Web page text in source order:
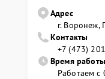
Адрес
г. Воронеж,
Контакты
+7 (473)
Время работы
Работаем с